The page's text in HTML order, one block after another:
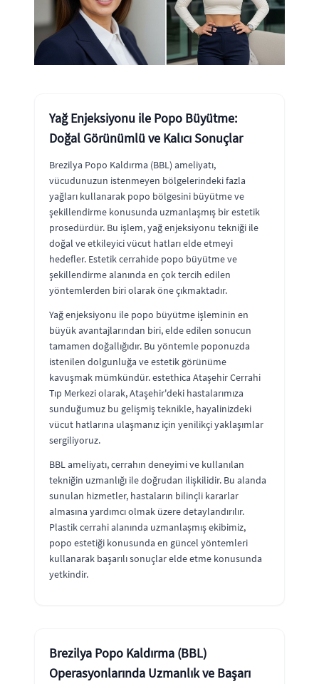
Yağ Enjeksiyonu ile Popo Büyütme:
Doğal Görünümlü ve Kalıcı Sonuçlar
Brezilya Popo Kaldırma (BBL) ameliyatı,
vücudunuzun istenmeyen bölgelerindeki fazla
yağları kullanarak popo bölgesini büyütme ve
şekillendirme konusunda uzmanlaşmış bir estetik
prosedürdür. Bu işlem, yağ enjeksiyonu tekniği ile
doğal ve etkileyici vücut hatları elde etmeyi
hedefler. Estetik cerrahide popo büyütme ve
şekillendirme alanında en çok tercih edilen
yöntemlerden biri olarak öne çıkmaktadır.
Yağ enjeksiyonu ile popo büyütme işleminin en
büyük avantajlarından biri, elde edilen sonucun
tamamen doğallığıdır. Bu yöntemle poponuzda
istenilen dolgunluğa ve estetik görünüme
kavuşmak mümkündür. estethica Ataşehir Cerrahi
Tıp Merkezi olarak, Ataşehir'deki hastalarımıza
sunduğumuz bu gelişmiş teknikle, hayalinizdeki
vücut hatlarına ulaşmanız için yenilikçi yaklaşımlar
sergiliyoruz.
BBL ameliyatı, cerrahın deneyimi ve kullanılan
tekniğin uzmanlığı ile doğrudan ilişkilidir. Bu alanda
sunulan hizmetler, hastaların bilinçli kararlar
almasına yardımcı olmak üzere detaylandırılır.
Plastik cerrahi alanında uzmanlaşmış ekibimiz,
popo estetiği konusunda en güncel yöntemleri
kullanarak başarılı sonuçlar elde etme konusunda
yetkindir.
Brezilya Popo Kaldırma (BBL)
Operasyonlarında Uzmanlık ve Başarı